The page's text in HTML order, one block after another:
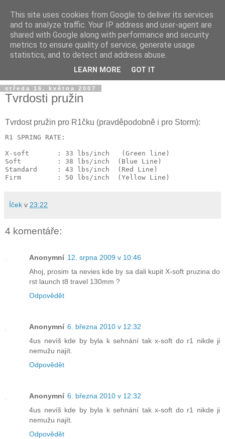
středa 16. května 2007
Tvrdosti pružin
Tvrdost pružin pro R1čku (pravděpodobně i pro Storm):
R1 SPRING RATE:
X-soft       : 33 lbs/inch   (Green line)
Soft         : 38 lbs/inch  (Blue Line)
Standard     : 43 lbs/inch  (Red Line)
Firm         : 50 lbs/inch  (Yellow Line)
Íček v 23:22
4 komentáře:
Anonymní 12. srpna 2009 v 10:46
Ahoj, prosim ta nevies kde by sa dali kupit X-soft pruzina do
rst launch t8 travel 130mm ?
Odpovědět
Anonymní 6. března 2010 v 12:32
4us nevíš kde by byla k sehnání tak x-soft do r1 nikde ji
nemužu najít.
Odpovědět
Anonymní 6. března 2010 v 12:32
4us nevíš kde by byla k sehnání tak x-soft do r1 nikde ji
nemužu najít.
Odpovědět
This site uses cookies from Google to deliver its services
and to analyze traffic. Your IP address and user-agent are
shared with Google along with performance and security
metrics to ensure quality of service, generate usage
statistics, and to detect and address abuse.
LEARN MORE GOT IT